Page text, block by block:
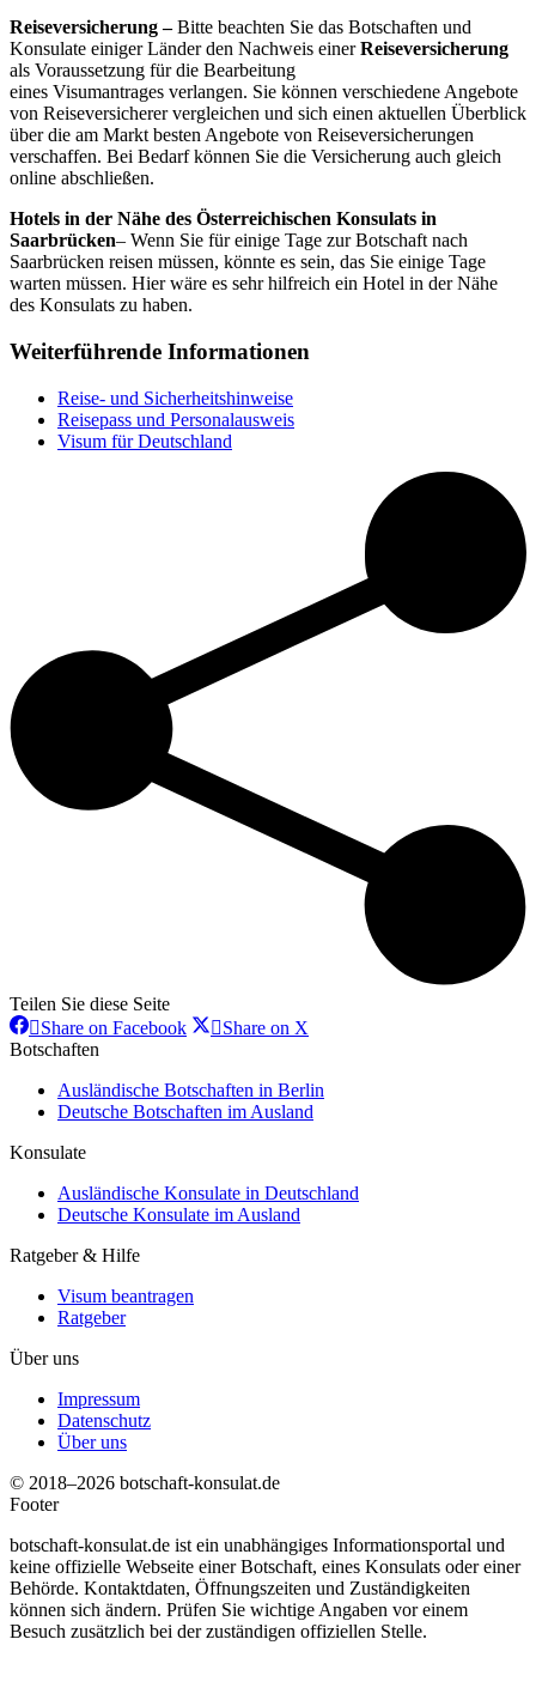
Reiseversicherung –Bitte beachten Sie das Botschaften und
Konsulate einiger Länder den Nachweis einerReiseversicherung
als Voraussetzung für die Bearbeitung
eines Visumantrages verlangen. Sie können verschiedene Angebote
von Reiseversicherer vergleichen und sich einen aktuellen Überblick
über die am Markt besten Angebote von Reiseversicherungen
verschaffen. Bei Bedarf können Sie die Versicherung auch gleich
online abschließen.
Hotels in der Nähe des Österreichischen Konsulats in
Saarbrücken– Wenn Sie für einige Tage zur Botschaft nach
Saarbrücken reisen müssen, könnte es sein, das Sie einige Tage
warten müssen. Hier wäre es sehr hilfreich ein Hotel in der Nähe
des Konsulats zu haben.
Weiterführende Informationen
Reise- und Sicherheitshinweise
Reisepass und Personalausweis
Visum für Deutschland
Teilen Sie diese Seite
Share on FacebookShareShare on X
Botschaften
Ausländische Botschaften in Berlin
Deutsche Botschaften im Ausland
Konsulate
Ausländische Konsulate in Deutschland
Deutsche Konsulate im Ausland
Ratgeber & Hilfe
Visum beantragen
Ratgeber
Über uns
Impressum
Datenschutz
Über uns
© 2018–2026 botschaft-konsulat.de
Footer
botschaft-konsulat.de ist ein unabhängiges Informationsportal und
keine offizielle Webseite einer Botschaft, eines Konsulats oder einer
Behörde. Kontaktdaten, Öffnungszeiten und Zuständigkeiten
können sich ändern. Prüfen Sie wichtige Angaben vor einem
Besuch zusätzlich bei der zuständigen offiziellen Stelle.